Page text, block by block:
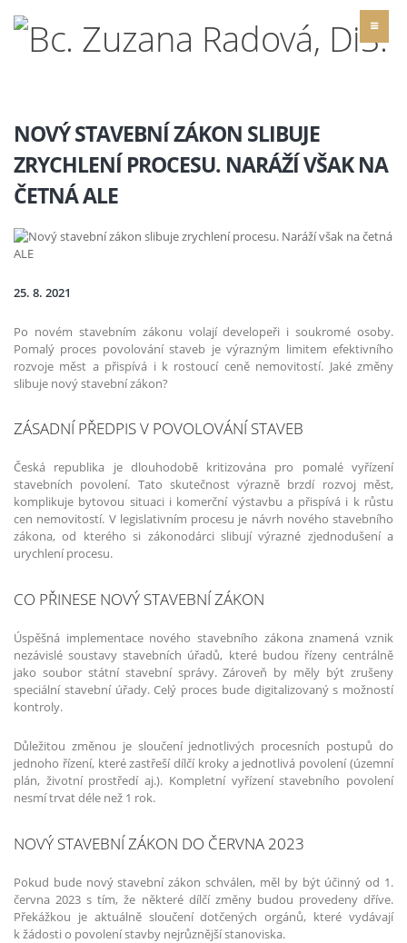
NOVÝ STAVEBNÍ ZÁKON SLIBUJE
ZRYCHLENÍ PROCESU. NARÁŽÍ VŠAK NA
ČETNÁ ALE
25. 8. 2021
Po novém stavebním zákonu volají developeři i soukromé osoby.
Pomalý proces povolování staveb je výrazným limitem efektivního
rozvoje měst a přispívá i k rostoucí ceně nemovitostí. Jaké změny
slibuje nový stavební zákon?
ZÁSADNÍ PŘEDPIS V POVOLOVÁNÍ STAVEB
Česká republika je dlouhodobě kritizována pro pomalé vyřízení
stavebních povolení. Tato skutečnost výrazně brzdí rozvoj měst,
komplikuje bytovou situaci i komerční výstavbu a přispívá i k růstu
cen nemovitostí. V legislativním procesu je návrh nového stavebního
zákona, od kterého si zákonodárci slibují výrazné zjednodušení a
urychlení procesu.
CO PŘINESE NOVÝ STAVEBNÍ ZÁKON
Úspěšná implementace nového stavebního zákona znamená vznik
nezávislé soustavy stavebních úřadů, které budou řízeny centrálně
jako soubor státní stavební správy. Zároveň by měly být zrušeny
speciální stavební úřady. Celý proces bude digitalizovaný s možností
kontroly.
Důležitou změnou je sloučení jednotlivých procesních postupů do
jednoho řízení, které zastřeší dílčí kroky a jednotlivá povolení (územní
plán, životní prostředí aj.). Kompletní vyřízení stavebního povolení
nesmí trvat déle než 1 rok.
NOVÝ STAVEBNÍ ZÁKON DO ČERVNA 2023
Pokud bude nový stavební zákon schválen, měl by být účinný od 1.
června 2023 s tím, že některé dílčí změny budou provedeny dříve.
Překážkou je aktuálně sloučení dotčených orgánů, které vydávají
k žádosti o povolení stavby nejrůznější stanoviska.